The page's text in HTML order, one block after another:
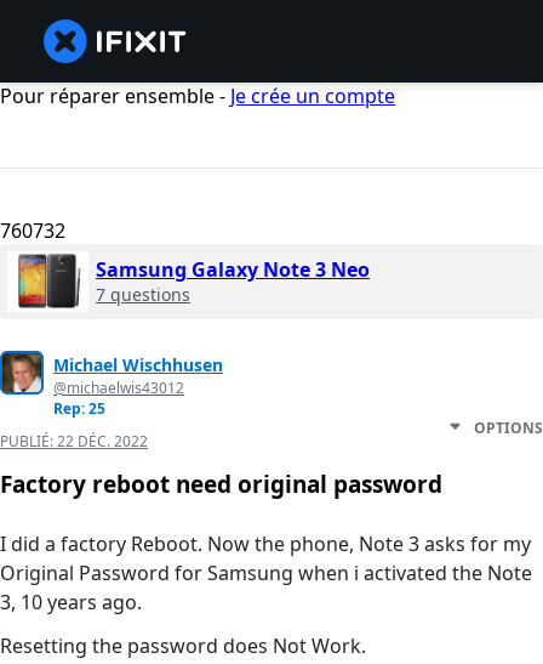
Pour réparer ensemble - Je crée un compte
760732
Samsung Galaxy Note 3 Neo
7 questions
Michael Wischhusen
@michaelwis43012
Rep: 25
PUBLIÉ:22 DÉC. 2022
OPTIONS
Factory reboot need original password
I did a factory Reboot. Now the phone, Note 3 asks for my
Original Password for Samsung when i activated the Note
3, 10 years ago.
Resetting the password does Not Work.